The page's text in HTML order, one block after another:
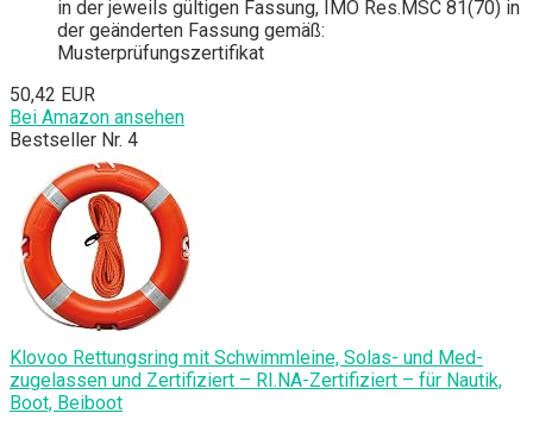
in der jeweils gültigen Fassung, IMO Res.MSC 81(70) in
der geänderten Fassung gemäß:
Musterprüfungszertifikat
50,42 EUR
Bei Amazon ansehen
Bestseller Nr. 4
Klovoo Rettungsring mit Schwimmleine, Solas- und Med-
zugelassen und Zertifiziert – RI.NA-Zertifiziert – für Nautik,
Boot, Beiboot